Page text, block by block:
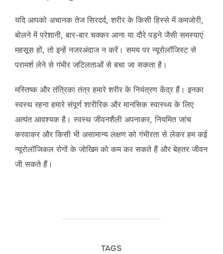
यदि आपको अचानक तेज सिरदर्द, शरीर के किसी हिस्से में कमजोरी,
बोलने में परेशानी, बार-बार चक्कर आना या दौरे पड़ने जैसी समस्याएं
महसूस हों, तो इन्हें नजरअंदाज न करें। समय पर न्यूरोलॉजिस्ट से
परामर्श लेने से गंभीर जटिलताओं से बचा जा सकता है।
मस्तिष्क और तंत्रिका तंत्र हमारे शरीर के नियंत्रण केंद्र हैं। इनका
स्वस्थ रहना हमारे संपूर्ण शारीरिक और मानसिक स्वास्थ्य के लिए
अत्यंत आवश्यक है। स्वस्थ जीवनशैली अपनाकर, नियमित जांच
करवाकर और किसी भी असामान्य लक्षण को गंभीरता से लेकर हम कई
न्यूरोलॉजिकल रोगों के जोखिम को कम कर सकते हैं और बेहतर जीवन
जी सकते हैं।
TAGS